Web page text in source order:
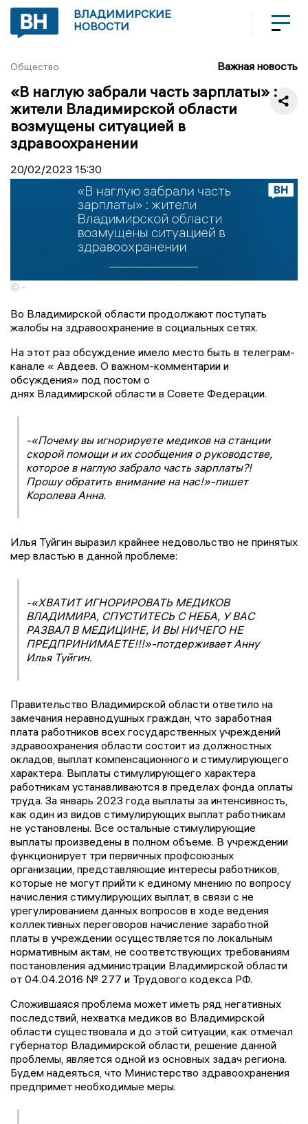
ВЛАДИМИРСКИЕ
НОВОСТИ
Общество Важная новость
«В наглую забрали часть зарплаты» :
жители Владимирской области
возмущены ситуацией в
здравоохранении
20/02/2023 15:30
© -
Во Владимирской области продолжают поступать
жалобы на здравоохранение в социальных сетях.
На этот раз обсуждение имело место быть в телеграм-
канале « Авдеев. О важном-комментарии и
обсуждения» под постом о
днях Владимирской области в Совете Федерации.
-«Почему вы игнорируете медиков на станции
скорой помощи и их сообщения о руководстве,
которое в наглую забрало часть зарплаты?!
Прошу обратить внимание на нас!»-пишет
Королева Анна.
Илья Туйгин выразил крайнее недовольство не принятых
мер властью в данной проблеме:
-«ХВАТИТ ИГНОРИРОВАТЬ МЕДИКОВ
ВЛАДИМИРА, СПУСТИТЕСЬ С НЕБА, У ВАС
РАЗВАЛ В МЕДИЦИНЕ, И ВЫ НИЧЕГО НЕ
ПРЕДПРИНИМАЕТЕ!!!»-потдерживает Анну
Илья Туйгин.
Правительство Владимирской области ответило на
замечания неравнодушных граждан, что заработная
плата работников всех государственных учреждений
здравоохранения области состоит из должностных
окладов, выплат компенсационного и стимулирующего
характера. Выплаты стимулирующего характера
работникам устанавливаются в пределах фонда оплаты
труда. За январь 2023 года выплаты за интенсивность,
как один из видов стимулирующих выплат работникам
не установлены. Все остальные стимулирующие
выплаты произведены в полном объеме. В учреждении
функционирует три первичных профсоюзных
организации, представляющие интересы работников,
которые не могут прийти к единому мнению по вопросу
начисления стимулирующих выплат, в связи с не
урегулированием данных вопросов в ходе ведения
коллективных переговоров начисление заработной
платы в учреждении осуществляется по локальным
нормативным актам, не соответствующих требованиям
постановления администрации Владимирской области
от 04.04.2016 № 277 и Трудового кодекса РФ.
Сложившаяся проблема может иметь ряд негативных
последствий, нехватка медиков во Владимирской
области существовала и до этой ситуации, как отмечал
губернатор Владимирской области, решение данной
проблемы, является одной из основных задач региона.
Будем надеяться, что Министерство здравоохранения
предпримет необходимые меры.